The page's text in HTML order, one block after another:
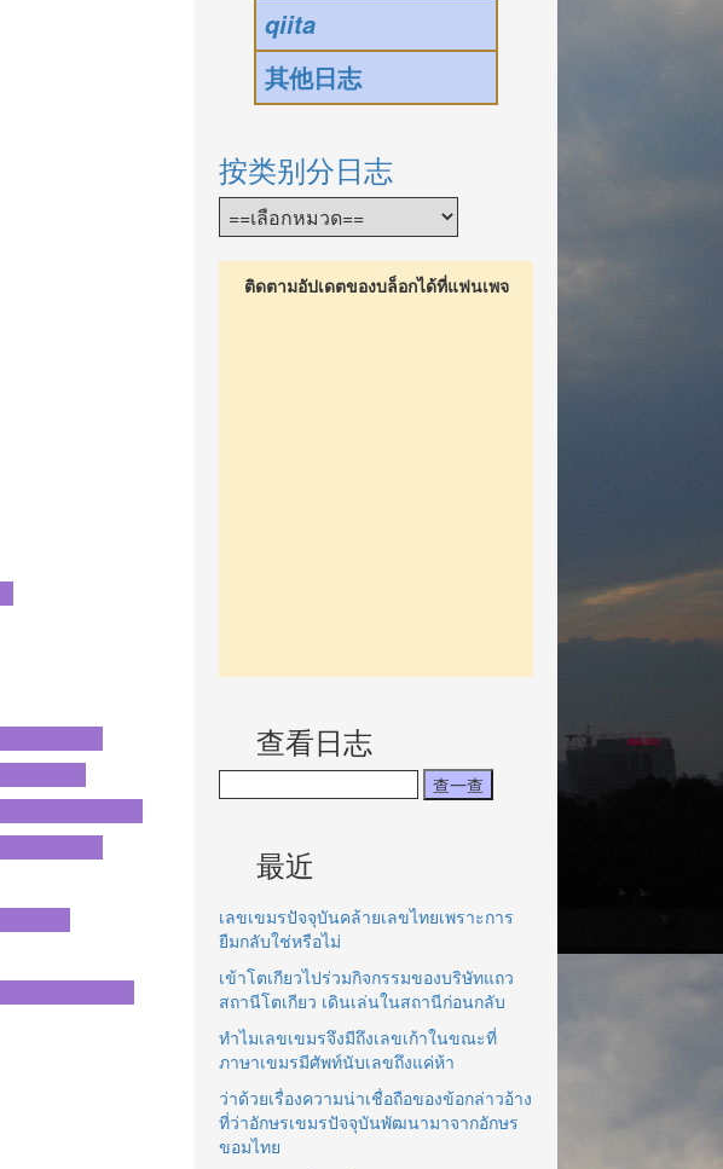
qiita
其他日志
按类别分日志
ติดตามอัปเดตของบล็อกได้ที่แฟนเพจ
查看日志
最近
เลขเขมรปัจจุบันคล้ายเลขไทยเพราะการ
ยืมกลับใช่หรือไม่
เข้าโตเกียวไปร่วมกิจกรรมของบริษัทแถว
สถานีโตเกียว เดินเล่นในสถานีก่อนกลับ
ทำไมเลขเขมรจึงมีถึงเลขเก้าในขณะที่
ภาษาเขมรมีศัพท์นับเลขถึงแค่ห้า
ว่าด้วยเรื่องความน่าเชื่อถือของข้อกล่าวอ้าง
ที่ว่าอักษรเขมรปัจจุบันพัฒนามาจากอักษร
ขอมไทย